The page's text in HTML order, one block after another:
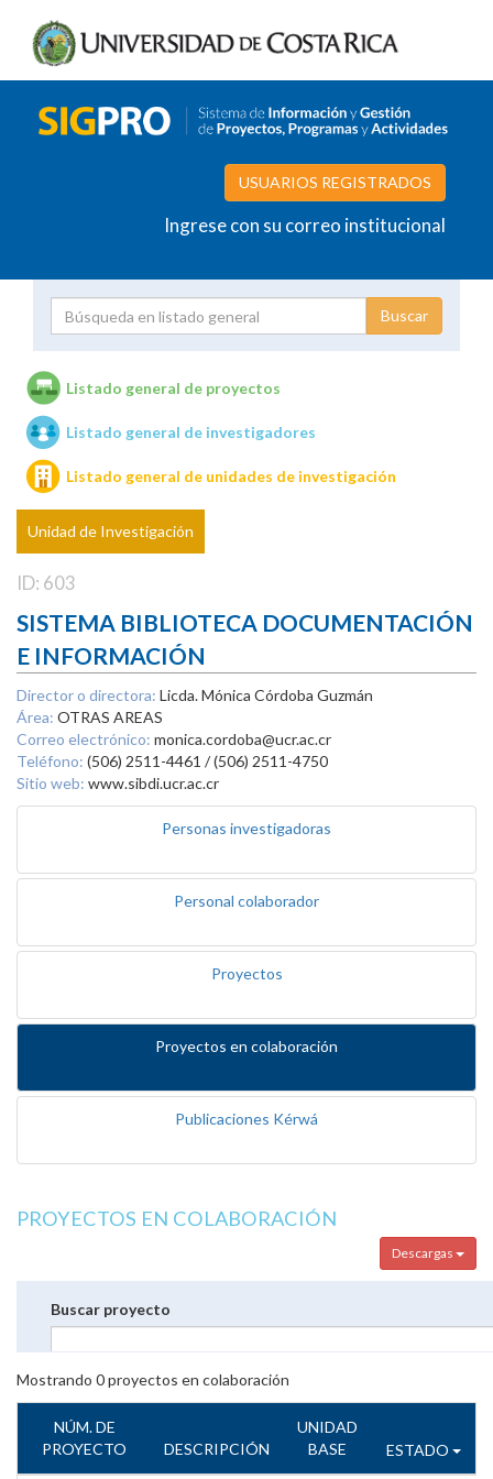
USUARIOS REGISTRADOS
Ingrese con su correo institucional
Unidades de investigación
Listado general de proyectos
Listado general de investigadores
Listado general de unidades de investigación
Unidad de Investigación
ID: 603
SISTEMA BIBLIOTECA DOCUMENTACIÓN
E INFORMACIÓN
Director o directora: Licda. Mónica Córdoba Guzmán
Área: OTRAS AREAS
Correo electrónico: monica.cordoba@ucr.ac.cr
Teléfono: (506) 2511-4461 / (506) 2511-4750
Sitio web: www.sibdi.ucr.ac.cr
Personas investigadoras
Personal colaborador
Proyectos
Proyectos en colaboración
Publicaciones Kérwá
PROYECTOS EN COLABORACIÓN
Descargas
Buscar proyecto
Mostrando 0proyectos en colaboración
NÚM. DE
PROYECTO
DESCRIPCIÓN
UNIDAD
BASE
ESTADO